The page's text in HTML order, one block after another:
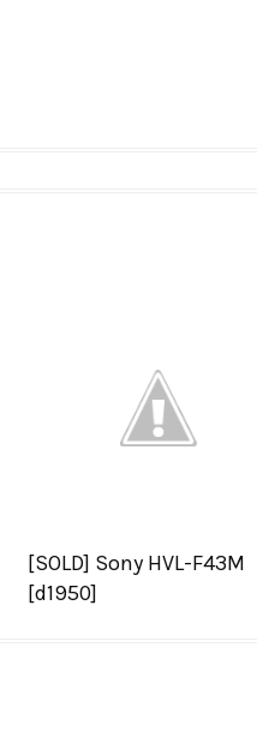
[SOLD] Sony HVL-F43M
[d1950]